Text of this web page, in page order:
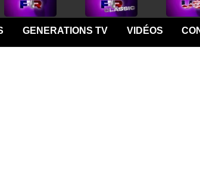
GENERATIONS TV VIDÉOS